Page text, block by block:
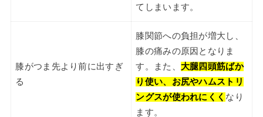
てしまいます。
膝がつま先より前に出すぎ
る
膝関節への負担が増大し、
膝の痛みの原因となりま
す。また、 大腿四頭筋ばか
り使い、お尻やハムストリ
ングスが使われにくく なり
ます。